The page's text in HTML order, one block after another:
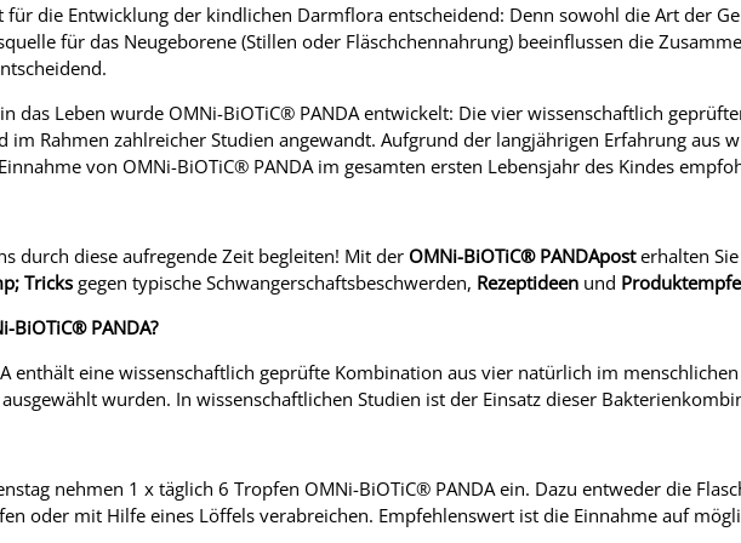
für die Entwicklung der kindlichen Darmflora entscheidend: Denn sowohl die Art der
für das Neugeborene (Stillen oder Fläschchennahrung) beeinflussen die
das Leben wurde OMNi-BiOTiC® PANDA entwickelt: Die vier wissenschaftlich
im Rahmen zahlreicher Studien angewandt. Aufgrund der langjährigen Erfahrung aus
von OMNi-BiOTiC® PANDA im gesamten ersten Lebensjahr des Kindes
durch diese aufregende Zeit begleiten! Mit der OMNi-BiOTiC® PANDAposterhalten
Tricks gegen typische Schwangerschaftsbeschwerden, Rezeptideen und
BiOTiC® PANDA?
enthält eine wissenschaftlich geprüfte Kombination aus vier natürlich im
wurden. In wissenschaftlichen Studien ist der Einsatz dieser
nehmen 1 x täglich 6 Tropfen OMNi-BiOTiC® PANDA ein. Dazu entweder die
oder mit Hilfe eines Löffels verabreichen. Empfehlenswert ist die Einnahme auf